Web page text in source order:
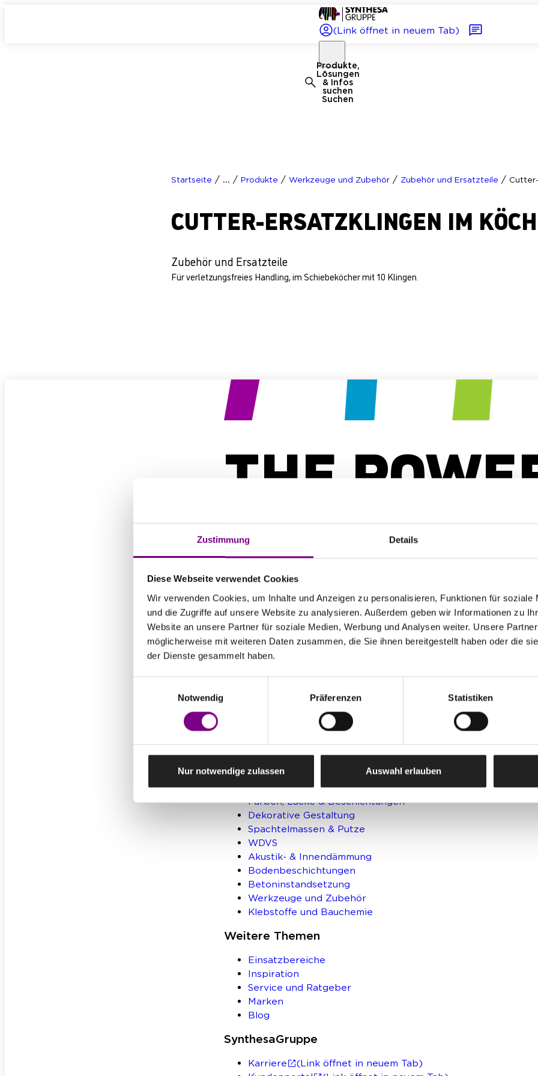
Zustimmung Details
Diese Webseite verwendet Cookies
Wir verwenden Cookies, um Inhalte und Anzeigen zu personalisieren, Funktionen für soziale
und die Zugriffe auf unsere Website zu analysieren. Außerdem geben wir Informationen zu
Website an unsere Partner für soziale Medien, Werbung und Analysen weiter. Unsere
möglicherweise mit weiteren Daten zusammen, die Sie ihnen bereitgestellt haben oder die
der Dienste gesammelt haben.
Notwendig
Präferenzen Statistiken
Nur notwendige zulassen Auswahl erlauben
(Link öffnet in neuem Tab)
Produkte,
Lösungen
& Infos
suchen
Suchen
Startseite / ... / Produkte / Werkzeuge und Zubehör / Zubehör und Ersatzteile /
CUTTER-ERSATZKLINGEN IM
Zubehör und Ersatzteile
Für verletzungsfreies Handling, im Schiebeköcher mit 10 Klingen.
THE
OF
Für Privatkunden Caparol Farbenshops und Farbencenter in deiner Nähe
Zum DownloadcenterAlle wichtigen Unterlagen an einem Ort
Produkte
Farben, Lacke & Beschichtungen
Dekorative Gestaltung
Spachtelmassen & Putze
WDVS
Akustik- & Innendämmung
Bodenbeschichtungen
Betoninstandsetzung
Werkzeuge und Zubehör
Klebstoffe und Bauchemie
Weitere Themen
Einsatzbereiche
Inspiration
Service und Ratgeber
Marken
Blog
SynthesaGruppe
Karriere
(Link öffnet in neuem Tab)